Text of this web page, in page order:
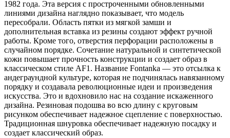
1982 года. Эта версия с простроченными обновленными
линиями дизайна наглядно показывает, что модель
пересобрали. Область пятки из мягкой замши и
дополнительная вставка из резины создают эффект ручной
работы. Кроме того, отверстия перфорации расположены в
случайном порядке. Сочетание натуральной и синтетической
кожи повышает прочность конструкции и создает образ в
классическом стиле AF1. Название Fontanka — это отсылка к
андеграундной культуре, которая не подчинялась навязанному
порядку и создавала революционные идеи и произведения
искусства. Это и вдохновило нас на создание искаженного
дизайна. Резиновая подошва во всю длину с круговым
рисунком обеспечивает надежное сцепление с поверхностью.
Традиционная шнуровка обеспечивает надежную посадку и
создает классический образ.